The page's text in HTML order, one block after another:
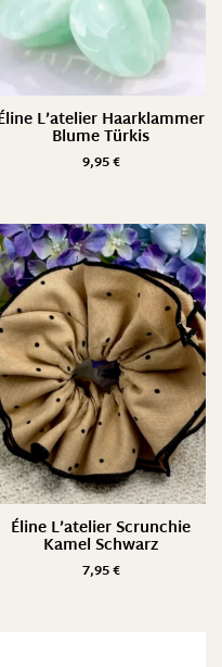
L’atelier Haarklammer
Blume Türkis
9,95€
Éline L’atelier Scrunchie
Kamel Schwarz
7,95€